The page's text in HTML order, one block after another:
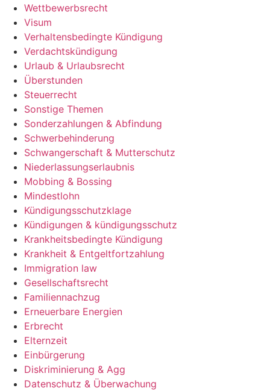
Wettbewerbsrecht
Visum
Verhaltensbedingte Kündigung
Verdachtskündigung
Urlaub & Urlaubsrecht
Überstunden
Steuerrecht
Sonstige Themen
Sonderzahlungen & Abfindung
Schwerbehinderung
Schwangerschaft & Mutterschutz
Niederlassungserlaubnis
Mobbing & Bossing
Mindestlohn
Kündigungsschutzklage
Kündigungen & kündigungsschutz
Krankheitsbedingte Kündigung
Krankheit & Entgeltfortzahlung
Immigration law
Gesellschaftsrecht
Familiennachzug
Erneuerbare Energien
Erbrecht
Elternzeit
Einbürgerung
Diskriminierung & Agg
Datenschutz & Überwachung